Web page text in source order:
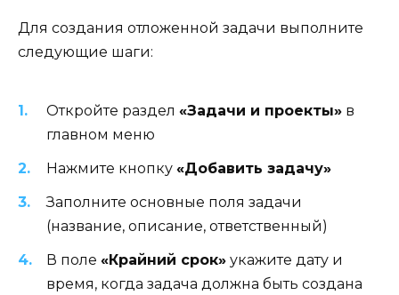
Для создания отложенной задачи выполните
следующие шаги:
Откройте раздел «Задачи и проекты» в
главном меню
Нажмите кнопку «Добавить задачу»
Заполните основные поля задачи
(название, описание, ответственный)
В поле «Крайний срок» укажите дату и
время, когда задача должна быть создана